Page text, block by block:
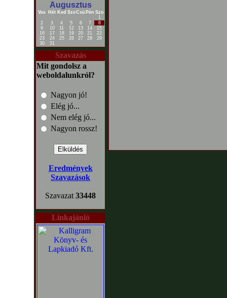
Augusztus
Vas Hét Ked SzeCsü Pén Szo
1
2
3 4 5 6 7
8
9
10 11 12 13 14
15
16
17 18 19 20 21
22
23
24 25 26 27 28
29
30
31
Szavazás
Mit gondolsz a
weboldalunkról?
Nagyon jó!
Elég jó...
Nem elég jó...
Nagyon rossz!
Eredmények
Szavazások
Szavazat 33448
Linkajánló